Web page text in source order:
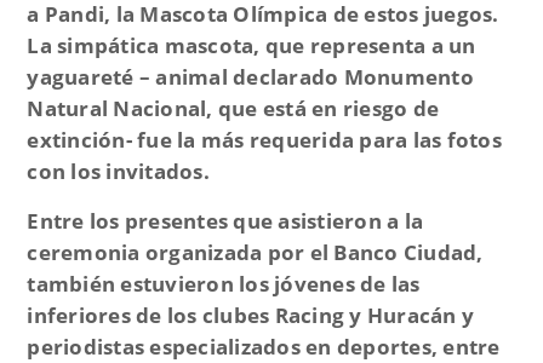
a Pandi, la Mascota Olímpica de estos juegos.
La simpática mascota, que representa a un
yaguareté – animal declarado Monumento
Natural Nacional, que está en riesgo de
extinción- fue la más requerida para las fotos
con los invitados.
Entre los presentes que asistieron a la
ceremonia organizada por el Banco Ciudad,
también estuvieron los jóvenes de las
inferiores de los clubes Racing y Huracán y
periodistas especializados en deportes, entre